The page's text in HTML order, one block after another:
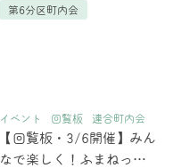
第6分区町内会
イベント
回覧板 連合町内会
【回覧板・3/6開催】みん
なで楽しく！ふまねっと